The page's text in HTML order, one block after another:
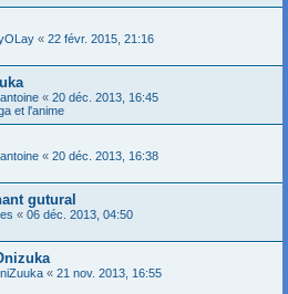
« 22 févr. 2015, 21:16
« 20 déc. 2013, 16:45
et l'anime
« 20 déc. 2013, 16:38
gutural
« 06 déc. 2013, 04:50
« 21 nov. 2013, 16:55